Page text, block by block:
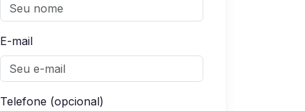
E-mail
Telefone (opcional)